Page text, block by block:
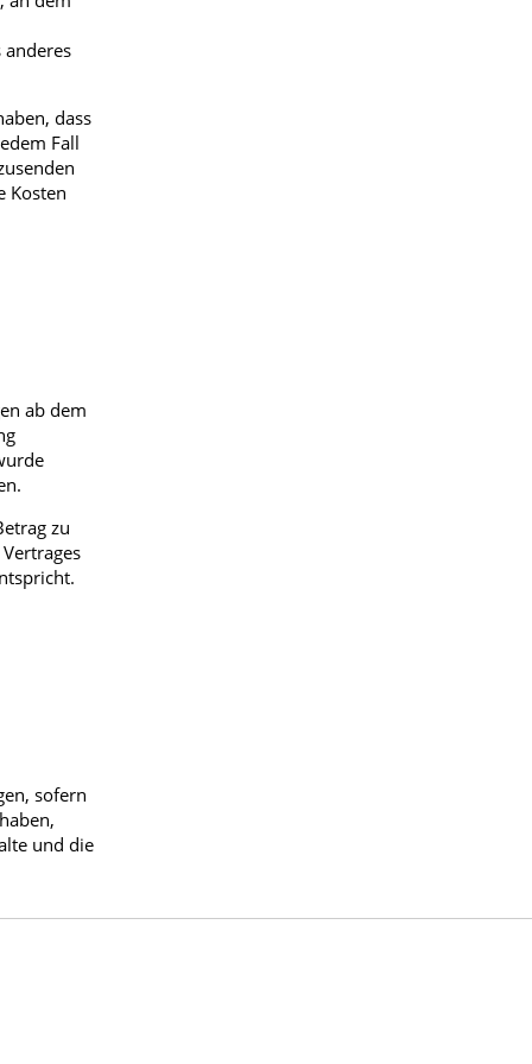
dass
Fall
Kosten
ab dem
zu
sofern
und die